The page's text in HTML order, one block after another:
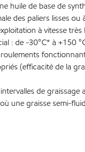
huile de base de
des paliers lisses
à vitesse
: de -30°C* à +150
(efficacité de la
de
une graisse semi-